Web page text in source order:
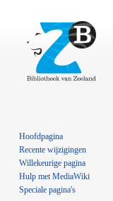
Hoofdpagina
Recente wijzigingen
Willekeurige pagina
Hulp met MediaWiki
Speciale pagina's